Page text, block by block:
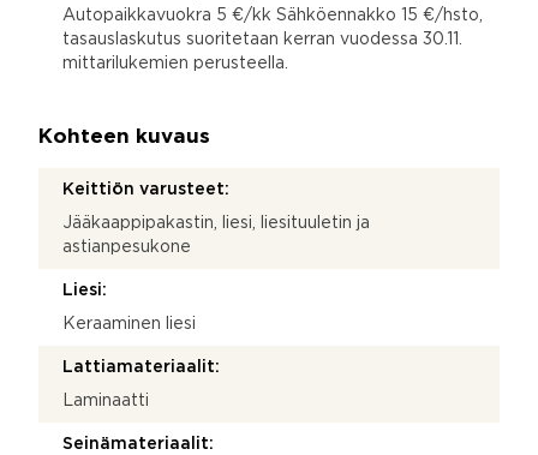
Autopaikkavuokra 5 €/kk Sähköennakko 15 €/hsto,
tasauslaskutus suoritetaan kerran vuodessa 30.11.
mittarilukemien perusteella.
Kohteen kuvaus
Keittiön varusteet:
Jääkaappipakastin, liesi, liesituuletin ja
astianpesukone
Liesi:
Keraaminen liesi
Lattiamateriaalit:
Laminaatti
Seinämateriaalit: